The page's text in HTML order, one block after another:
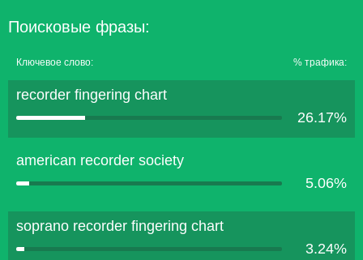
Поисковые фразы:
Ключевое слово: % трафика:
recorder fingering chart
26.17%
american recorder society
5.06%
soprano recorder fingering chart
3.24%